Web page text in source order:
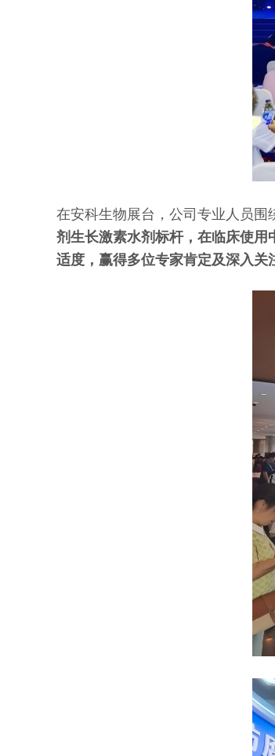
在安科生物展台，公司专业人员围
剂生长激素水剂标杆，在临床使
适度，赢得多位专家肯定及深入关